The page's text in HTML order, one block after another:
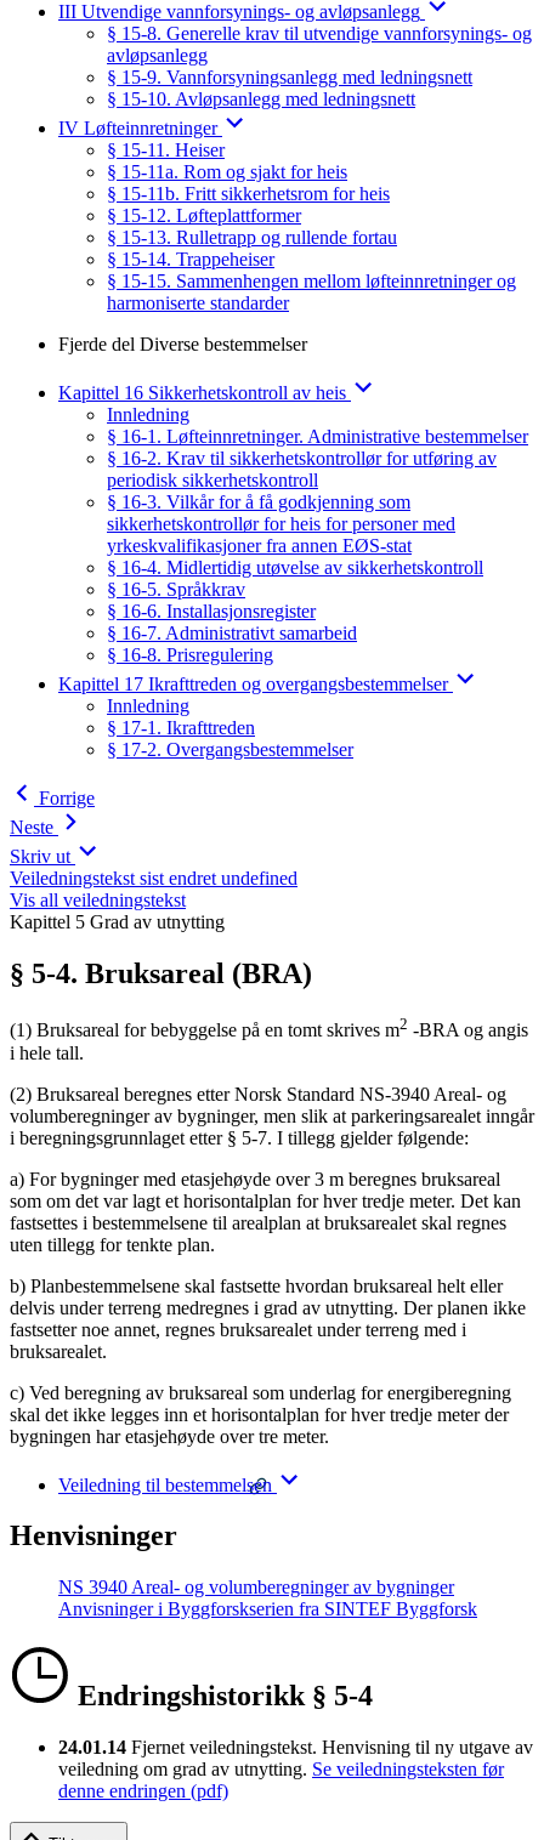
III Utvendige vannforsynings- og avløpsanlegg
§ 15-8. Generelle krav til utvendige vannforsynings- og
avløpsanlegg
§ 15-9. Vannforsyningsanlegg med ledningsnett
§ 15-10. Avløpsanlegg med ledningsnett
IV Løfteinnretninger
§ 15-11. Heiser
§ 15-11a. Rom og sjakt for heis
§ 15-11b. Fritt sikkerhetsrom for heis
§ 15-12. Løfteplattformer
§ 15-13. Rulletrapp og rullende fortau
§ 15-14. Trappeheiser
§ 15-15. Sammenhengen mellom løfteinnretninger og
harmoniserte standarder
Fjerde del Diverse bestemmelser
Kapittel 16 Sikkerhetskontroll av heis
Innledning
§ 16-1. Løfteinnretninger. Administrative bestemmelser
§ 16-2. Krav til sikkerhetskontrollør for utføring av
periodisk sikkerhetskontroll
§ 16-3. Vilkår for å få godkjenning som
sikkerhetskontrollør for heis for personer med
yrkeskvalifikasjoner fra annen EØS-stat
§ 16-4. Midlertidig utøvelse av sikkerhetskontroll
§ 16-5. Språkkrav
§ 16-6. Installasjonsregister
§ 16-7. Administrativt samarbeid
§ 16-8. Prisregulering
Kapittel 17 Ikrafttreden og overgangsbestemmelser
Innledning
§ 17-1. Ikrafttreden
§ 17-2. Overgangsbestemmelser
Forrige
Neste
Skriv ut
Veiledningstekst sist endret undefined
Vis all veiledningstekst
Kapittel 5 Grad av utnytting
§ 5-4. Bruksareal (BRA)
(1) Bruksareal for bebyggelse på en tomt skrives m2 -BRA og angis
i hele tall.
(2) Bruksareal beregnes etter Norsk Standard NS-3940 Areal- og
volumberegninger av bygninger, men slik at parkeringsarealet inngår
i beregningsgrunnlaget etter § 5-7. I tillegg gjelder følgende:
a) For bygninger med etasjehøyde over 3 m beregnes bruksareal
som om det var lagt et horisontalplan for hver tredje meter. Det kan
fastsettes i bestemmelsene til arealplan at bruksarealet skal regnes
uten tillegg for tenkte plan.
b) Planbestemmelsene skal fastsette hvordan bruksareal helt eller
delvis under terreng medregnes i grad av utnytting. Der planen ikke
fastsetter noe annet, regnes bruksarealet under terreng med i
bruksarealet.
c) Ved beregning av bruksareal som underlag for energiberegning
skal det ikke legges inn et horisontalplan for hver tredje meter der
bygningen har etasjehøyde over tre meter.
Veiledning til bestemmelsen
Henvisninger
NS 3940 Areal- og volumberegninger av bygninger
Anvisninger i Byggforskserien fra SINTEF Byggforsk
Endringshistorikk § 5-4
24.01.14 Fjernet veiledningstekst. Henvisning til ny utgave av
veiledning om grad av utnytting. Se veiledningsteksten før
denne endringen (pdf)